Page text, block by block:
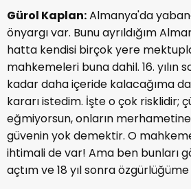
Gürol Kaplan:Almanya'da
önyargı var. Bunu ayrıldığım
hatta kendisi birçok yere
mahkemeleri buna dahil. 16. yılın
kadar daha içeride kalacağıma
kararı istedim. İşte o çok risklidir;
eğmiyorsun, onların
güvenin yok demektir. O
ihtimali de var! Ama ben bunları
açtım ve 18 yıl sonra